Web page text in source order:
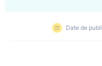
Date de